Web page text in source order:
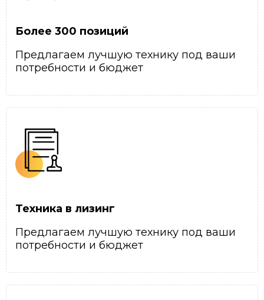
Более 300 позиций
Предлагаем лучшую технику под ваши
потребности и бюджет
Техника в лизинг
Предлагаем лучшую технику под ваши
потребности и бюджет